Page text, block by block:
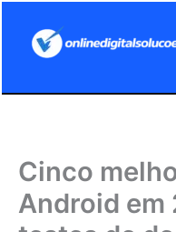
Cinco
Android em